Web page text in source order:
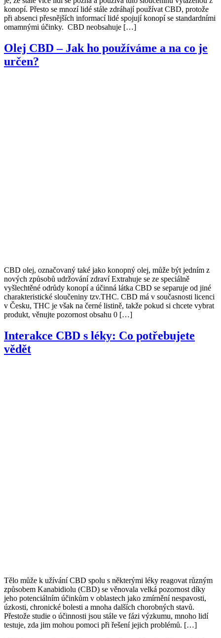
konopí. Přesto se mnozí lidé stále zdráhají používat CBD, protože
při absenci přesnějších informací lidé spojují konopí se standardními
omamnými účinky. CBD neobsahuje […]
Olej CBD – Jak ho používáme a na co je
určen?
CBD olej, označovaný také jako konopný olej, může být jedním z
nových způsobů udržování zdraví Extrahuje se ze speciálně
vyšlechtěné odrůdy konopí a účinná látka CBD se separuje od jiné
charakteristické sloučeniny tzv.THC. CBD má v současnosti licenci
v Česku, THC je však na černé listině, takže pokud si chcete vybrat
produkt, věnujte pozornost obsahu 0 […]
Interakce CBD s léky: Co potřebujete
vědět
Tělo může k užívání CBD spolu s některými léky reagovat různým
způsobem Kanabidiolu (CBD) se věnovala velká pozornost díky
jeho potenciálním účinkům v oblastech jako zmírnění nespavosti,
úzkosti, chronické bolesti a mnoha dalších chorobných stavů.
Přestože studie o účinnosti jsou stále ve fázi výzkumu, mnoho lidí
testuje, zda jim mohou pomoci při řešení jejich problémů. […]